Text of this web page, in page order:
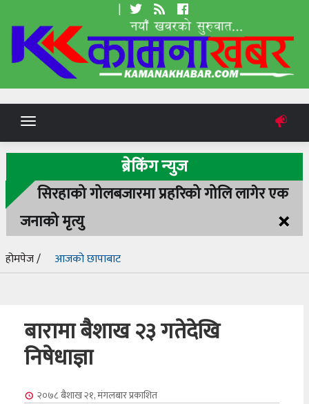
|
Toggle
navigation
ब्रेकिंग न्युज
सिरहाको गोलबजारमा प्रहरिको गोलि लागेर एक
जनाको मृत्यु
×
होमपेज / आजको छापाबाट
बारामा बैशाख २३ गतेदेखि
निषेधाज्ञा
२०७८ बैशाख २१, मंगलबारप्रकाशित